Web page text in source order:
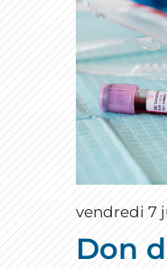
vendredi 7
Don